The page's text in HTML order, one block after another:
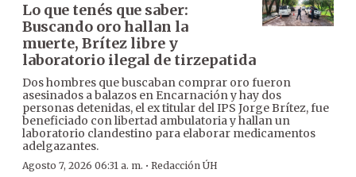
Lo que tenés que saber:
Buscando oro hallan la
muerte, Brítez libre y
laboratorio ilegal de tirzepatida
Dos hombres que buscaban comprar oro fueron
asesinados a balazos en Encarnación y hay dos
personas detenidas, el ex titular del IPS Jorge Brítez, fue
beneficiado con libertad ambulatoria y hallan un
laboratorio clandestino para elaborar medicamentos
adelgazantes.
Agosto 7, 2026 06:31 a. m. · Redacción ÚH